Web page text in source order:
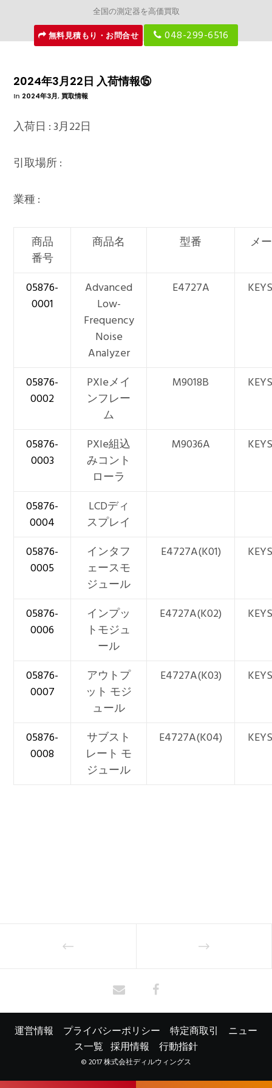
全国の測定器を高価買取
無料見積もり・お問合せ
048-299-6516
2024年3月22日 入荷情報⑮
In 2024年3月,買取情報
入荷日 : 3月22日
引取場所 :
業種 :
商品
番号
商品名 型番 メ
05876-
0001
Advanced
Low-
Frequency
Noise
Analyzer
E4727A
05876-
0002
PXIeメイ
ンフレー
ム
M9018B
05876-
0003
PXIe組込
みコント
ローラ
M9036A
05876-
0004
LCDディ
スプレイ
05876-
0005
インタフ
ェースモ
ジュール
E4727A(K01)
05876-
0006
インプッ
トモジュ
ール
E4727A(K02)
05876-
0007
アウトプ
ット モジ
ュール
E4727A(K03)
05876-
0008
サブスト
レート モ
ジュール
E4727A(K04)
運営情報 プライバシーポリシー 特定商取引
ニュー
ス一覧 採用情報 行動指針
© 2017 株式会社ディルウィングス